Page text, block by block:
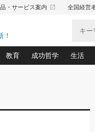
・サービス案内 launch 全国経営
！
クスト」
ために、やっておきたいこ
法律リスク(178)
宅を創る 100の視点(100)
彦の“流行る”お店の仕組み
教育
あなただからお願いした
成功哲学
中国哲学に学ぶ
令和時代の「社長
先人の名句名言の
生活
おの
デジ